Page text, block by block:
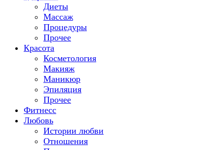
Диеты
Массаж
Процедуры
Прочее
Красота
Косметология
Макияж
Маникюр
Эпиляция
Прочее
Фитнесс
Любовь
Истории любви
Отношения